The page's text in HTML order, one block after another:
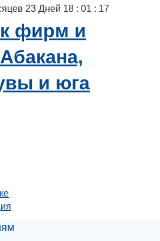
23 Дней 18 : 01 : 17
фирм и
и юга